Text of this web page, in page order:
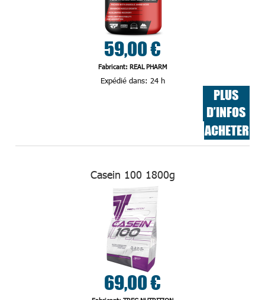
59,00 €
Fabricant: REAL PHARM
Expédié dans: 24 h
PLUS
D’INFOS
ACHETER
Casein 100 1800g
69,00 €